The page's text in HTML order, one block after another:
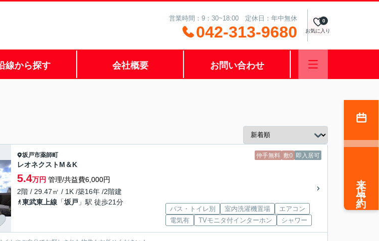
営業時間：9：30~18:00 定休日：年中無休
042-313-9680 お気に入り
0
線から探す 会社概要 お問い合わせ
仲手無料 敷0 即入居可
坂戸市薬師町
レオネクストM＆K
5.4万円 管理/共益費6,000円
2階 / 29.47㎡ / 1K /築16年 /2階建
東武東上線 「坂戸 」駅 徒歩21分
バス・トイレ別 室内洗濯機置場
エアコン
電気有
TVモニタ付インターホン シャワー
来店予約